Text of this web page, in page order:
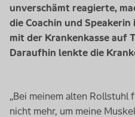
unverschämt reagierte,
dieCoachin und Speakerin
mit der Krankenkasse auf
Daraufhin lenkte die
„Bei meinem alten
nicht mehr, um meine